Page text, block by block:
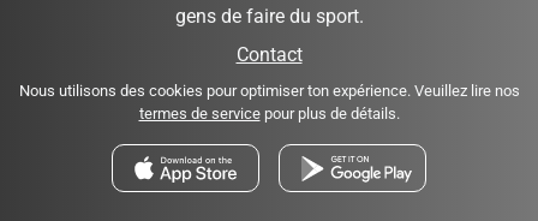
gens de faire du sport.
Contact
Nous utilisons des cookies pour optimiser ton expérience. Veuillez lire nos
termes de servicepour plus de détails.